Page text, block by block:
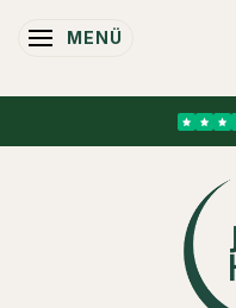
ANZEIGE ÄNDERN
MENÜ